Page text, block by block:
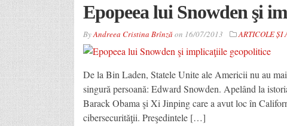
Epopeea lui Snowden şi
ByAndreea Cristina Brînzăon 16/07/2013 ARTICOLE ȘI
De la Bin Laden, Statele Unite ale Americii nu au
singură persoană: Edward Snowden. Apelând la
Barack Obama şi Xi Jinping care a avut loc în
cibersecurităţii. Preşedintele […]